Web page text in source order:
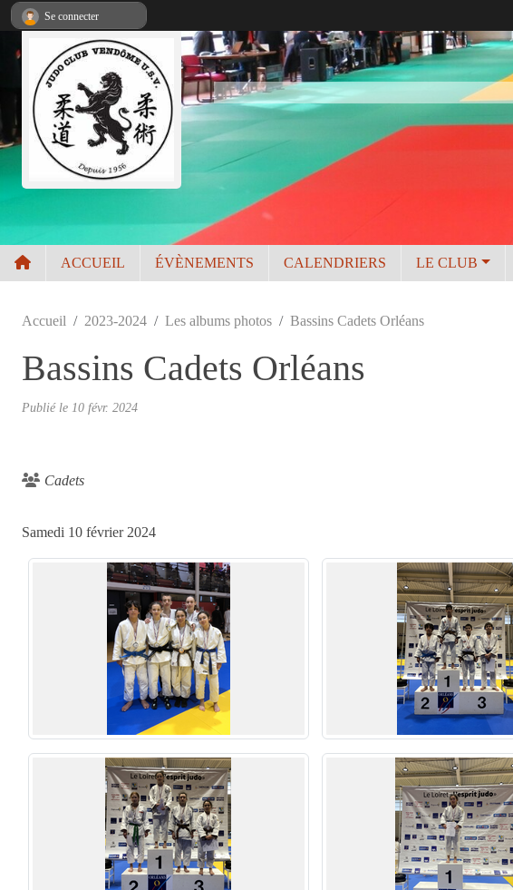
ACCUEIL ÉVÈNEMENTS CALENDRIERS LE CLUB
Accueil 2023-2024 Les albums photos Bassins Cadets Orléans
Bassins Cadets Orléans
Publié le 10 févr. 2024
Cadets
Samedi 10 février 2024
Se connecter
Panneau de gestion des cookies